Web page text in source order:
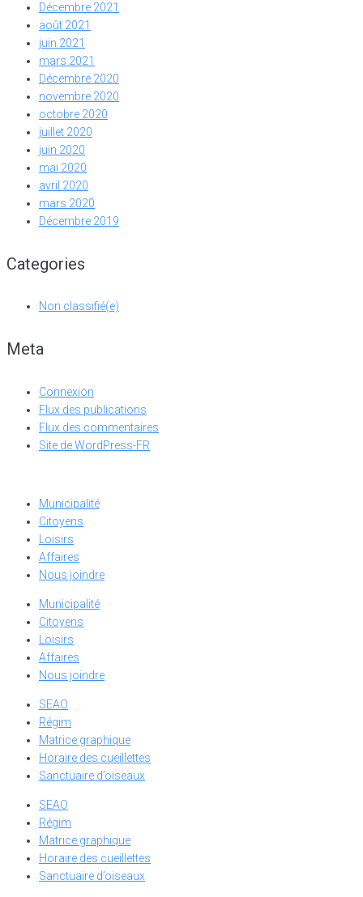
Décembre 2021
août 2021
juin 2021
mars 2021
Décembre 2020
novembre 2020
octobre 2020
juillet 2020
juin 2020
mai 2020
avril 2020
mars 2020
Décembre 2019
Categories
Non classifié(e)
Meta
Connexion
Flux des publications
Flux des commentaires
Site de WordPress-FR
Municipalité
Citoyens
Loisirs
Affaires
Nous joindre
Municipalité
Citoyens
Loisirs
Affaires
Nous joindre
SEAO
Régim
Matrice graphique
Horaire des cueillettes
Sanctuaire d’oiseaux
SEAO
Régim
Matrice graphique
Horaire des cueillettes
Sanctuaire d’oiseaux